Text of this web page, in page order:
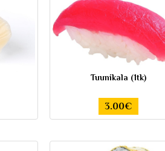
Tuunikala (1tk)
3.00€